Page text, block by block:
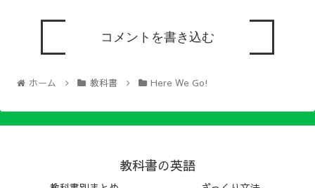
コメントを書き込む
ホーム 教科書 Here We Go!
教科書の英語